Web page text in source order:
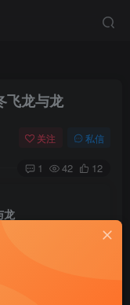
飞龙与龙
关注 私信
1 42 12
龙